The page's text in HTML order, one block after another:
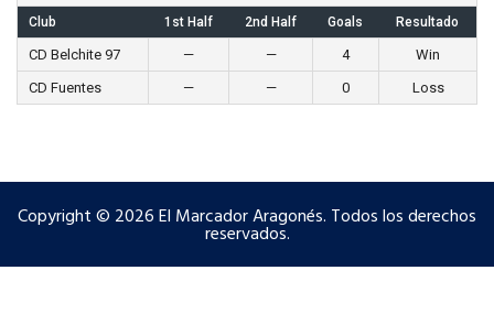
Club 1st Half 2nd Half Goals Resultado
CD Belchite 97 — — 4
Win
CD Fuentes
— — 0 Loss
Copyright © 2026 El Marcador Aragonés. Todos los derechos
reservados.